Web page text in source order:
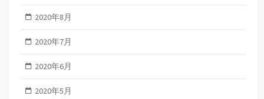
2020年8月
2020年7月
2020年6月
2020年5月